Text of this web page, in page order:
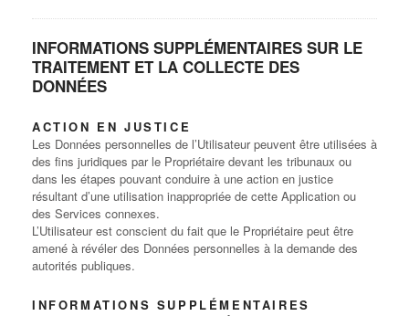
INFORMATIONS SUPPLÉMENTAIRES SUR LE
TRAITEMENT ET LA COLLECTE DES
DONNÉES
ACTION EN JUSTICE
Les Données personnelles de l’Utilisateur peuvent être utilisées à
des fins juridiques par le Propriétaire devant les tribunaux ou
dans les étapes pouvant conduire à une action en justice
résultant d’une utilisation inappropriée de cette Application ou
des Services connexes.
L’Utilisateur est conscient du fait que le Propriétaire peut être
amené à révéler des Données personnelles à la demande des
autorités publiques.
INFORMATIONS SUPPLÉMENTAIRES